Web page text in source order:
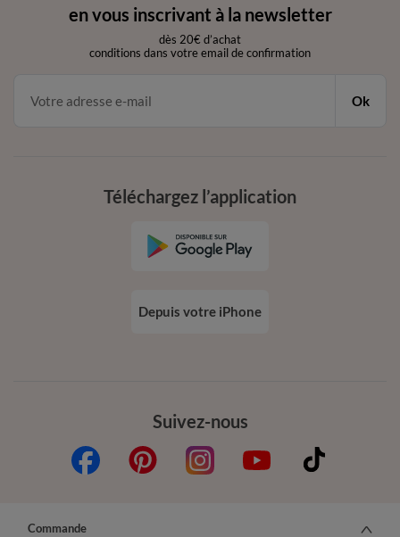
en vous inscrivant à la newsletter
dès 20€ d’achat
conditions dans votre email de confirmation
Ok
Suivez-nous
Téléchargez l’application
Depuis votre iPhone
Commande